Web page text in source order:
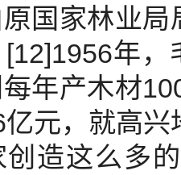
国家林业
[12]1956年
年产木材
元，就高兴
造这么多